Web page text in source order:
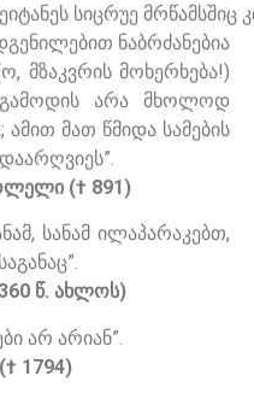
სიცრუე მრწამსშიც
ნაბრძანებია
მზაკვრის მოხერხება!)
არა მხოლოდ
ამით მათ წმიდა სამების
(† 891)
სანამ ილაპარაკებთ,
წ. ახლოს)
არ არიან”.
(† 1794)